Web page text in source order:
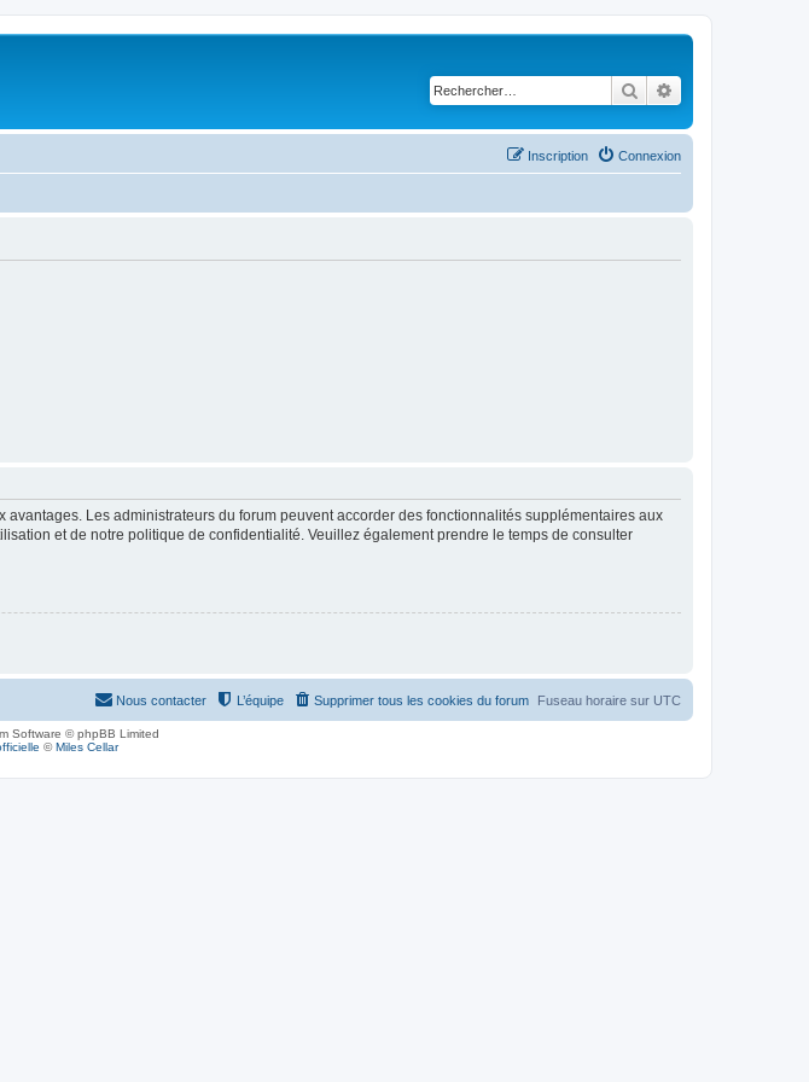
Rechercher
Connexion
Inscription
Les administrateurs du forum peuvent accorder des fonctionnalités supplémentaires aux
et de notre politique de confidentialité. Veuillez également prendre le temps de consulter
Fuseau horaire sur UTC
Supprimer tous les cookies du forum
L’équipe
Nous contacter
Software © phpBB Limited
©Miles Cellar